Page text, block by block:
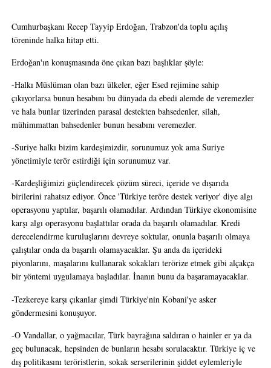
Cumhurbaşkanı Recep Tayyip Erdoğan, Trabzon'da toplu açılış
töreninde halka hitap etti.
Erdoğan'ın konuşmasında öne çıkan bazı başlıklar şöyle:
-Halkı Müslüman olan bazı ülkeler, eğer Esed rejimine sahip
çıkıyorlarsa bunun hesabını bu dünyada da ebedi alemde de veremezler
ve hala bunlar üzerinden parasal destekten bahsedenler, silah,
mühimmattan bahsedenler bunun hesabını veremezler.
-Suriye halkı bizim kardeşimizdir, sorunumuz yok ama Suriye
yönetimiyle terör estirdiği için sorunumuz var.
-Kardeşliğimizi güçlendirecek çözüm süreci, içeride ve dışarıda
birilerini rahatsız ediyor. Önce 'Türkiye teröre destek veriyor' diye algı
operasyonu yaptılar, başarılı olamadılar. Ardından Türkiye ekonomisine
karşı algı operasyonu başlattılar orada da başarılı olamadılar. Kredi
derecelendirme kuruluşlarını devreye soktular, onunla başarılı olmaya
çalıştılar onda da başarılı olamayacaklar. Şu anda da içerideki
piyonlarını, maşalarını kullanarak sokakları terörize etmek gibi alçakça
bir yöntemi uygulamaya başladılar. İnanın bunu da başaramayacaklar.
-Tezkereye karşı çıkanlar şimdi Türkiye'nin Kobani'ye asker
göndermesini konuşuyor.
-O Vandallar, o yağmacılar, Türk bayrağına saldıran o hainler er ya da
geç bulunacak, hepsinden de bunların hesabı sorulacaktır. Türkiye iç ve
dış politikasını teröristlerin, sokak serserilerinin şiddet eylemleriyle